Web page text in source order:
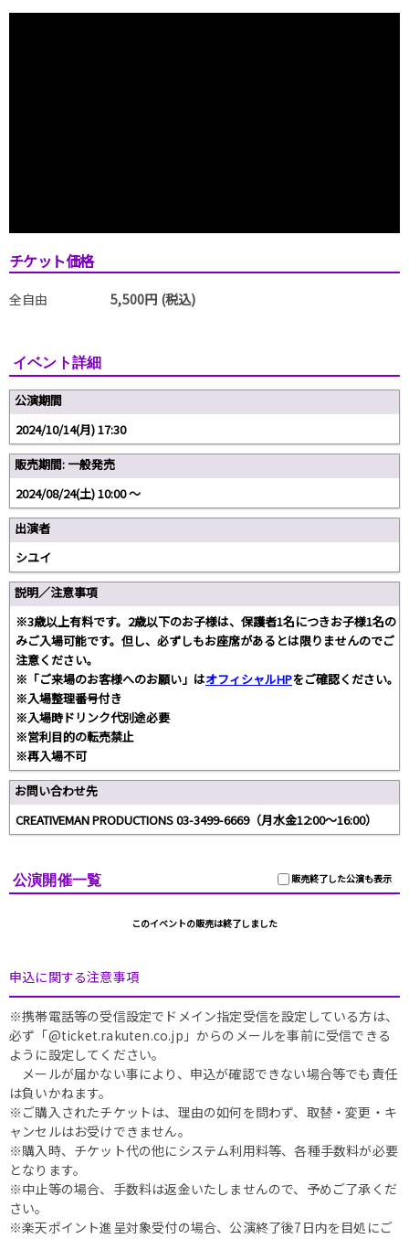
チケット価格
全自由 5,500円 (税込)
イベント詳細
公演期間
2024/10/14(月) 17:30
販売期間: 一般発売
2024/08/24(土) 10:00 〜
出演者
シユイ
説明／注意事項
※3歳以上有料です。2歳以下のお子様は、保護者1名につきお子様1名の
みご入場可能です。但し、必ずしもお座席があるとは限りませんのでご
注意ください。
※「ご来場のお客様へのお願い」はオフィシャルHPをご確認ください。
※入場整理番号付き
※入場時ドリンク代別途必要
※営利目的の転売禁止
※再入場不可
お問い合わせ先
CREATIVEMAN PRODUCTIONS 03-3499-6669（月水金12:00～16:00）
販売終了した公演も表示
公演開催一覧
このイベントの販売は終了しました
申込に関する注意事項
※携帯電話等の受信設定でドメイン指定受信を設定している方は、
必ず「@ticket.rakuten.co.jp」からのメールを事前に受信できる
ように設定してください。
メールが届かない事により、申込が確認できない場合等でも責任
は負いかねます。
※ご購入されたチケットは、理由の如何を問わず、取替・変更・キ
ャンセルはお受けできません。
※購入時、チケット代の他にシステム利用料等、各種手数料が必要
となります。
※中止等の場合、手数料は返金いたしませんので、予めご了承くだ
さい。
※楽天ポイント進呈対象受付の場合、公演終了後7日内を目処にご